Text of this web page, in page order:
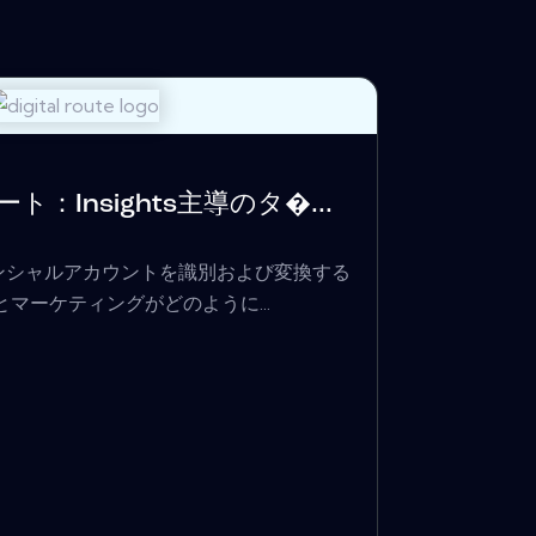
ト：Insights主導のタ�...
ャルアカウントを識別および変換する
ーケティングがどのように...